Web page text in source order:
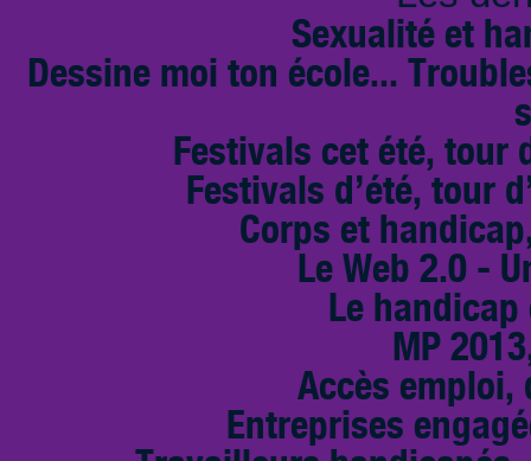
Sexualité et
Dessine moi ton école...
Festivals cet été, tour
Festivals d’été, tour
Corps et
Le Web 2.0 -
Le
MP
Accès
Entreprises